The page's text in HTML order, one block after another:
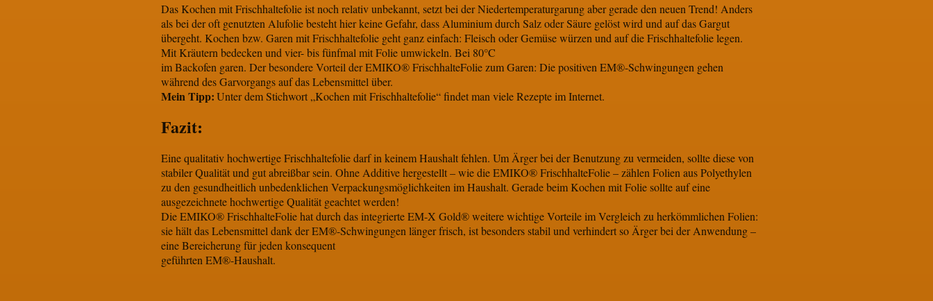
Das Kochen mit Frischhaltefolie ist noch relativ unbekannt, setzt bei der Niedertemperaturgarung aber gerade den neuen Trend! Anders
als bei der oft genutzten Alufolie besteht hier keine Gefahr, dass Aluminium durch Salz oder Säure gelöst wird und auf das Gargut
übergeht. Kochen bzw. Garen mit Frischhaltefolie geht ganz einfach: Fleisch oder Gemüse würzen und auf die Frischhaltefolie legen.
Mit Kräutern bedecken und vier- bis fünfmal mit Folie umwickeln. Bei 80°C
im Backofen garen. Der besondere Vorteil der EMIKO® FrischhalteFolie zum Garen: Die positiven EM®-Schwingungen gehen
während des Garvorgangs auf das Lebensmittel über.
Mein Tipp:Unter dem Stichwort „Kochen mit Frischhaltefolie“ findet man viele Rezepte im Internet.
Fazit:
Eine qualitativ hochwertige Frischhaltefolie darf in keinem Haushalt fehlen. Um Ärger bei der Benutzung zu vermeiden, sollte diese von
stabiler Qualität und gut abreißbar sein. Ohne Additive hergestellt – wie die EMIKO® FrischhalteFolie – zählen Folien aus Polyethylen
zu den gesundheitlich unbedenklichen Verpackungsmöglichkeiten im Haushalt. Gerade beim Kochen mit Folie sollte auf eine
ausgezeichnete hochwertige Qualität geachtet werden!
Die EMIKO® FrischhalteFolie hat durch das integrierte EM-X Gold® weitere wichtige Vorteile im Vergleich zu herkömmlichen Folien:
sie hält das Lebensmittel dank der EM®-Schwingungen länger frisch, ist besonders stabil und verhindert so Ärger bei der Anwendung –
eine Bereicherung für jeden konsequent
geführten EM®-Haushalt.